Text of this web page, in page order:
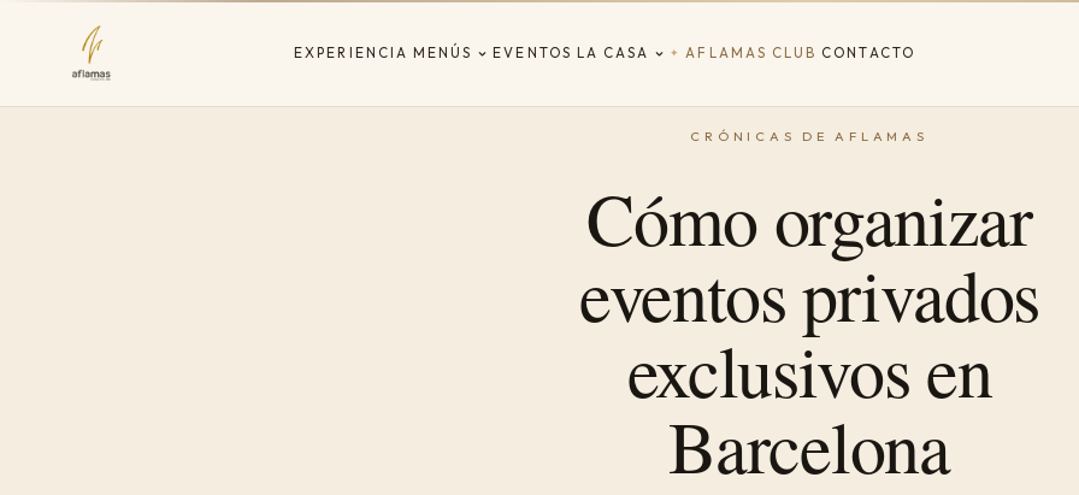
EXPERIENCIA MENÚS EVENTOS LA CASA ✦ AFLAMAS CLUB CONTACTO
Cómo organizar
eventos privados
exclusivos en
Barcelona